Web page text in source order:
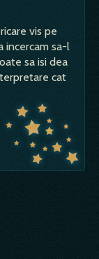
vis pe
incercam sa-l
sa isi dea
cat